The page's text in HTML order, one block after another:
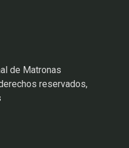
de Matronas
reservados,